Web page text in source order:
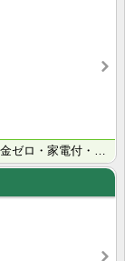
■シャーメゾンショップ■ 地域最大物件数★礼金敷金ゼロ・家電付・大手ハウスメーカー施工物件・学生様向･･･